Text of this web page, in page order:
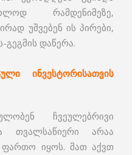
რამდენიმეზე,
უშვებენ ის პირები,
გეგმის დაწერა.
ინვესტორისათვის
ჩვეულებრივი
თვალსაწიერი არაა
ფართო იყოს. მათ აქვთ